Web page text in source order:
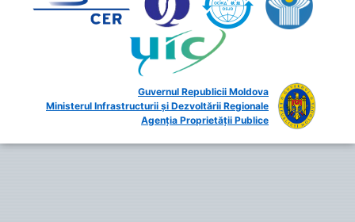
Guvernul Republicii Moldova
Ministerul Infrastructurii și Dezvoltării Regionale
Agenția Proprietății Publice